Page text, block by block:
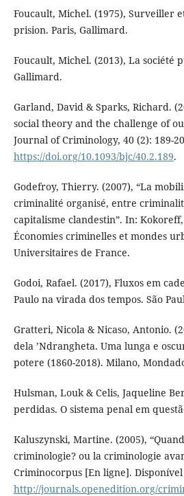
Foucault, Michel. (1975), Surveiller
prision. Paris, Gallimard.
Foucault, Michel. (2013), La société
Gallimard.
Garland, David & Sparks, Richard.
social theory and the challenge of
Journal of Criminology, 40 (2): 189-
https://doi.org/10.1093/bjc/40.2.189.
Godefroy, Thierry. (2007), “La
criminalité organisé, entre
capitalisme clandestin”. In:
Économies criminelles et mondes
Universitaires de France.
Godoi, Rafael. (2017), Fluxos em
Paulo na virada dos tempos. São
Gratteri, Nicola & Nicaso, Antonio.
dela ’Ndrangheta. Uma lunga e
potere (1860-2018). Milano,
Hulsman, Louk & Celis, Jaqueline
perdidas. O sistema penal em
Kaluszynski, Martine. (2005),
criminologie? ou la criminologie
Criminocorpus [En ligne]. Disponível
http://journals.openedition.org/